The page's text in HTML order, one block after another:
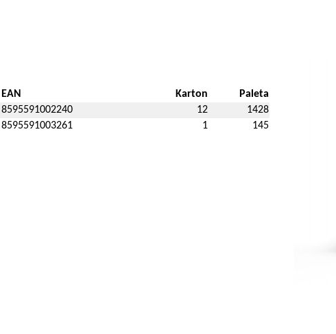
EAN Karton
Paleta
8595591002240 12
1428
8595591003261 1 145